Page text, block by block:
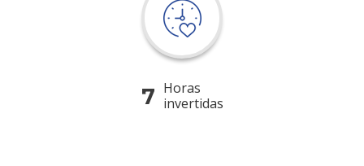
7 Horas
invertidas